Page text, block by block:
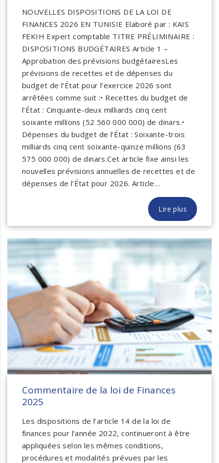
NOUVELLES DISPOSITIONS DE LA LOI DE
FINANCES 2026 EN TUNISIE Elaboré par : KAIS
FEKIH Expert comptable TITRE PRÉLIMINAIRE :
DISPOSITIONS BUDGÉTAIRES Article 1 –
Approbation des prévisions budgétairesLes
prévisions de recettes et de dépenses du
budget de l’État pour l’exercice 2026 sont
arrêtées comme suit :• Recettes du budget de
l’État : Cinquante-deux milliards cinq cent
soixante millions (52 560 000 000) de dinars.•
Dépenses du budget de l’État : Soixante-trois
milliards cinq cent soixante-quinze millions (63
575 000 000) de dinars.Cet article fixe ainsi les
nouvelles prévisions annuelles de recettes et de
dépenses de l’État pour 2026. Article…
Lire plus
Commentaire de la loi de Finances
2025
Les dispositions de l’article 14 de la loi de
finances pour l’année 2022, continueront à être
appliquées selon les mêmes conditions,
procédures et modalités prévues par les